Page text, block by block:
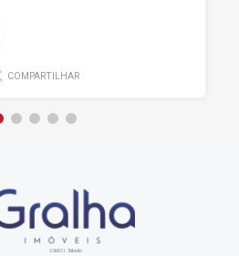
COMPARTILHAR